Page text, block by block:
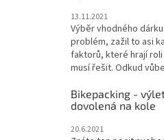
13.11.2021
Výběr vhodného
problém, zažil to asi
faktorů, které hrají
musí řešit. Odkud
Bikepacking -
dovolená na kole
20.6.2021